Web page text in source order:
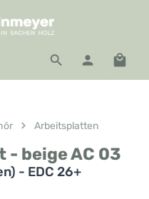
Arbeitsplatten
- beige AC 03
- EDC 26+